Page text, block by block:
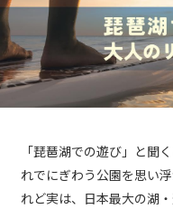
「琵琶湖での遊び」と聞
れでにぎわう公園を思い
れど実は、日本最大の湖